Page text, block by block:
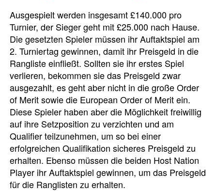
Ausgespielt werden insgesamt £140.000 pro
Turnier, der Sieger geht mit £25.000 nach Hause.
Die gesetzten Spieler müssen ihr Auftaktspiel am
2. Turniertag gewinnen, damit ihr Preisgeld in die
Rangliste einfließt. Sollten sie ihr erstes Spiel
verlieren, bekommen sie das Preisgeld zwar
ausgezahlt, es geht aber nicht in die große Order
of Merit sowie die European Order of Merit ein.
Diese Spieler haben aber die Möglichkeit freiwillig
auf ihre Setzposition zu verzichten und am
Qualifier teilzunehmen, um so bei einer
erfolgreichen Qualifikation sicheres Preisgeld zu
erhalten. Ebenso müssen die beiden Host Nation
Player ihr Auftaktspiel gewinnen, um das Preisgeld
für die Ranglisten zu erhalten.